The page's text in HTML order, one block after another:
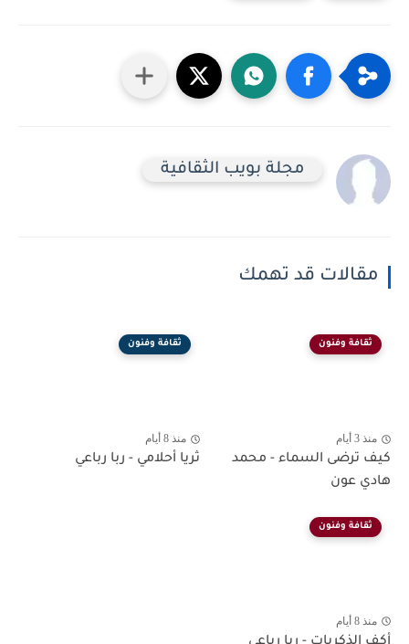
مجلة بويب الثقافية
مقالات قد تهمك
ثقافة وفنون
منذ 3 أيام
كيف ترضى السماء - محمد
هادي عون
ثقافة وفنون
منذ 8 أيام
ثريا أحلامي - ربا رباعي
ثقافة وفنون
منذ 8 أيام